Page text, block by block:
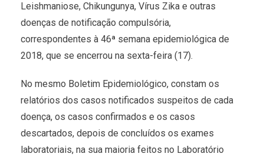
Leishmaniose, Chikungunya, Vírus Zika e outras
doenças de notificação compulsória,
correspondentes à 46ª semana epidemiológica de
2018, que se encerrou na sexta-feira (17).
No mesmo Boletim Epidemiológico, constam os
relatórios dos casos notificados suspeitos de cada
doença, os casos confirmados e os casos
descartados, depois de concluídos os exames
laboratoriais, na sua maioria feitos no Laboratório